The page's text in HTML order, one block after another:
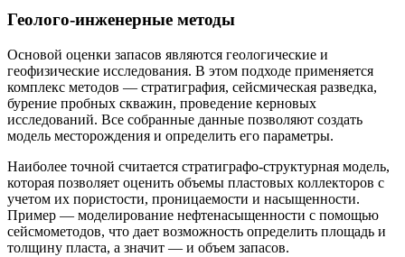
Геолого-инженерные методы
Основой оценки запасов являются геологические и
геофизические исследования. В этом подходе применяется
комплекс методов — стратиграфия, сейсмическая разведка,
бурение пробных скважин, проведениe керновых
исследований. Все собранные данные позволяют создать
модель месторождения и определить его параметры.
Наиболее точной считается стратиграфо-структурная модель,
которая позволяет оценить объемы пластовых коллекторов с
учетом их пористости, проницаемости и насыщенности.
Пример — моделирование нефтенасыщенности с помощью
сейсмометодов, что дает возможность определить площадь и
толщину пласта, а значит — и объем запасов.